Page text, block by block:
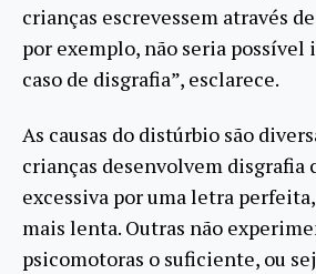
crianças escrevessem através
por exemplo, não seria
caso de disgrafia”, esclarece.
As causas do distúrbio são
crianças desenvolvem disgrafia
excessiva por uma letra
mais lenta. Outras não
psicomotoras o suficiente, ou